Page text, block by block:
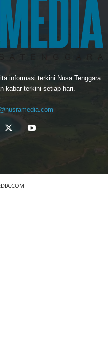
informasi terkini Nusa Tenggara.
kabar terkini setiap hari.